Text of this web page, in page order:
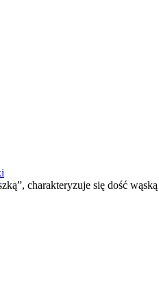
charakteryzuje się dość